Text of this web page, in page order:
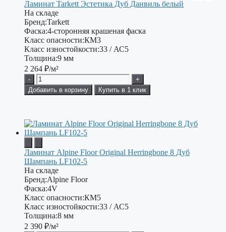
Ламинат Tarkett Эстетика Дуб Данвиль белый
На складе
Бренд:Tarkett
Фаска:4-сторонняя крашеная фаска
Класс опасности:КМ3
Класс изностойкости:33 / АС5
Толщина:9 мм
2 264 ₽/м²
-
+
Добавить в корзину
Купить в 1 клик
Ламинат Alpine Floor Original Herringbone 8 Дуб
Шампань LF102-5
На складе
Бренд:Alpine Floor
Фаска:4V
Класс опасности:КМ5
Класс изностойкости:33 / АС5
Толщина:8 мм
2 390 ₽/м²